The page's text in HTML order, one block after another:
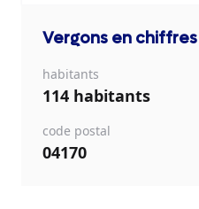
Vergons en chiffres
habitants
114 habitants
code postal
04170